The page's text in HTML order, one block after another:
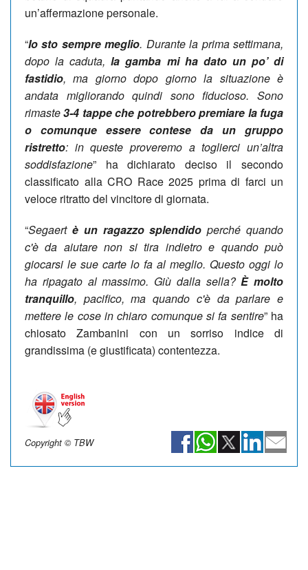
un’affermazione personale.
“Io sto sempre meglio. Durante la prima settimana,
dopo la caduta,la gamba mi ha dato un po’ di
fastidio, ma giorno dopo giorno la situazione è
andata migliorando quindi sono fiducioso. Sono
rimaste3-4 tappe che potrebbero premiare la fuga
o comunque essere contese da un gruppo
ristretto: in queste proveremo a toglierci un’altra
soddisfazione” ha dichiarato deciso il secondo
classificato alla CRO Race 2025 prima di farci un
veloce ritratto del vincitore di giornata.
“Segaert è un ragazzo splendido perché quando
c'è da aiutare non si tira indietro e quando può
giocarsi le sue carte lo fa al meglio. Questo oggi lo
ha ripagato al massimo. Giù dalla sella?È molto
tranquillo, pacifico, ma quando c'è da parlare e
mettere le cose in chiaro comunque si fa sentire” ha
chiosato Zambanini con un sorriso indice di
grandissima (e giustificata) contentezza.
Copyright © TBW